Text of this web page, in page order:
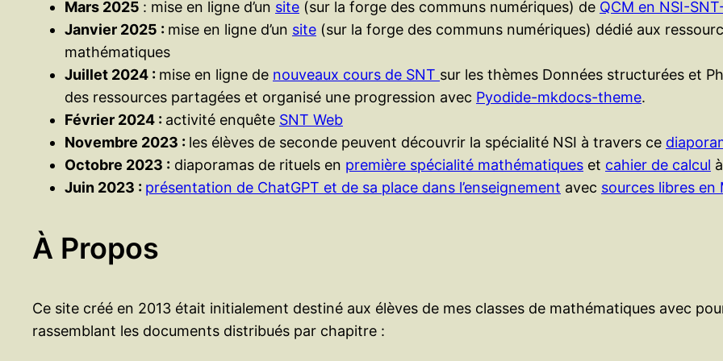
Mars 2025 : mise en ligne d’un site (sur la forge des communs numériques) de QCM en NSI-
Janvier 2025 : mise en ligne d’un site (sur la forge des communs numériques) dédié aux
mathématiques
Juillet 2024 : mise en ligne de nouveaux cours de SNT sur les thèmes Données structurées et
des ressources partagées et organisé une progression avec Pyodide-mkdocs-theme.
Février 2024 : activité enquête SNT Web
Novembre 2023 : les élèves de seconde peuvent découvrir la spécialité NSI à travers ce
Octobre 2023 : diaporamas de rituels en première spécialité mathématiques et cahier de calcul
Juin 2023 : présentation de ChatGPT et de sa place dans l’enseignement avec sources libres en
À Propos
Ce site créé en 2013 était initialement destiné aux élèves de mes classes de mathématiques avec
rassemblant les documents distribués par chapitre :